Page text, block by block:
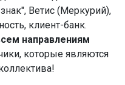
Ветис (Меркурий),
клиент-банк.
направлениям
которые являются